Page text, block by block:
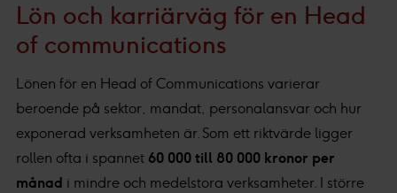
Lön och karriärväg för en Head
of communications
Lönen för en Head of Communications varierar
beroende på sektor, mandat, personalansvar och hur
exponerad verksamheten är. Som ett riktvärde ligger
rollen ofta i spannet 60 000 till 80 000 kronor per
månad i mindre och medelstora verksamheter. I större